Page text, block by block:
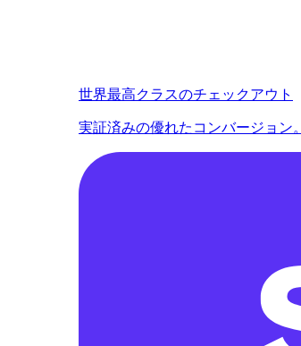
世界最高クラスのチェックアウト
実証済みの優れたコンバージョン。